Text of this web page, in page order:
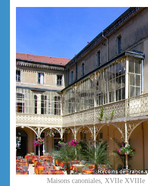
Maisons canoniales, XVIIe XVIIIe